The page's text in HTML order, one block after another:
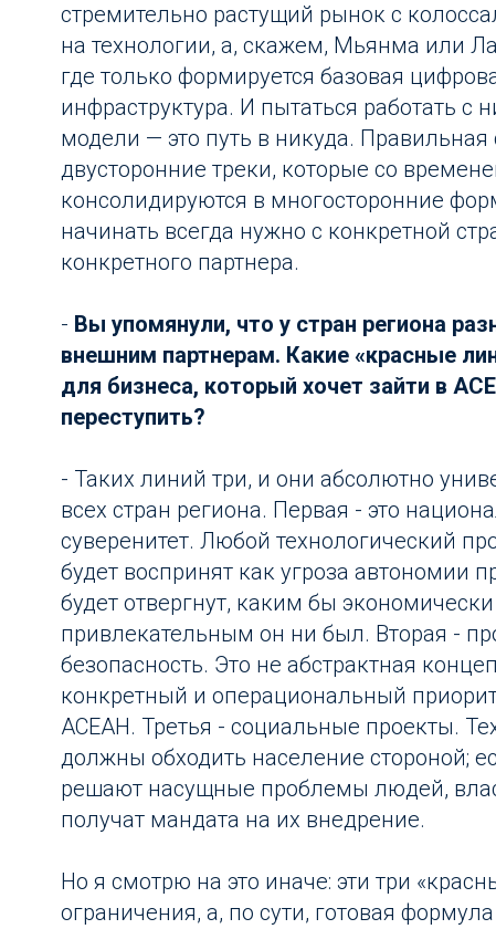
стремительно растущий рынок с
на технологии, а, скажем, Мьянма или
где только формируется базовая
инфраструктура. И пытаться работать с
модели — это путь в никуда. Правильная
двусторонние треки, которые со
консолидируются в многосторонние
начинать всегда нужно с конкретной
конкретного партнера.
- Вы упомянули, что у стран региона
внешним партнерам. Какие «красные
для бизнеса, который хочет зайти в
переступить?
- Таких линий три, и они абсолютно
всех стран региона. Первая - это
суверенитет. Любой технологический
будет воспринят как угроза автономии
будет отвергнут, каким бы экономически
привлекательным он ни был. Вторая -
безопасность. Это не абстрактная
конкретный и операциональный
АСЕАН. Третья - социальные проекты.
должны обходить население стороной;
решают насущные проблемы людей,
получат мандата на их внедрение.
Но я смотрю на это иначе: эти три
ограничения, а, по сути, готовая